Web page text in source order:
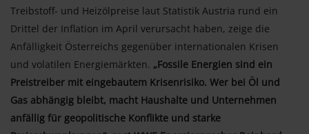
Treibstoff- und Heizölpreise laut Statistik Austria rund ein
Drittel der Inflation im April verursacht haben, zeige die
Anfälligkeit Österreichs gegenüber internationalen Krisen
und volatilen Energiemärkten. „Fossile Energien sind ein
Preistreiber mit eingebautem Krisenrisiko. Wer bei Öl und
Gas abhängig bleibt, macht Haushalte und Unternehmen
anfällig für geopolitische Konflikte und starke